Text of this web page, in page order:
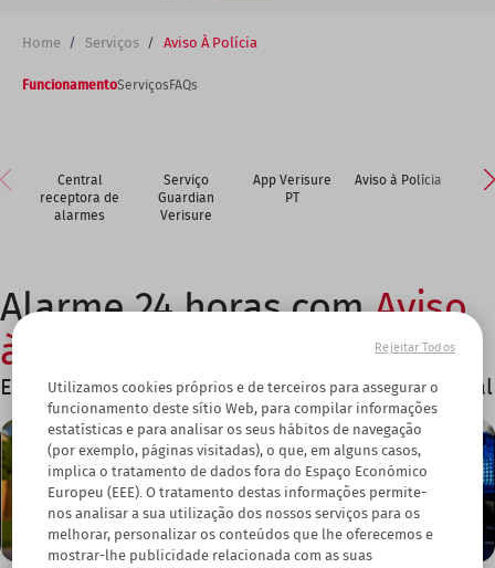
Breadcrumb
Home Serviços Aviso À Polícia
FuncionamentoServiços FAQs
Central
receptora de
alarmes
Serviço
Guardian
Verisure
App Verisure
PT
Aviso à Polícia
Alarme 24 horas comAviso
à Polícia
Em caso de intruso, a polícia é chamada ao local
Utilizamos cookies próprios e de terceiros para assegurar o
funcionamento deste sítio Web, para compilar informações
estatísticas e para analisar os seus hábitos de navegação
(por exemplo, páginas visitadas), o que, em alguns casos,
implica o tratamento de dados fora do Espaço Económico
Europeu (EEE). O tratamento destas informações permite-
nos analisar a sua utilização dos nossos serviços para os
melhorar, personalizar os conteúdos que lhe oferecemos e
mostrar-lhe publicidade relacionada com as suas
Rejeitar Todos